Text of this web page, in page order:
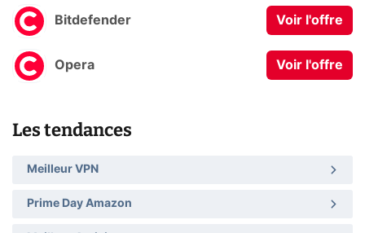
Bitdefender Voir l'offre
Opera Voir l'offre
Les tendances
Meilleur VPN
Prime Day Amazon